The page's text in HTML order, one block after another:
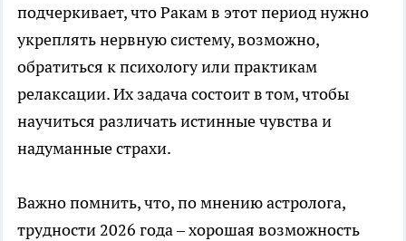
подчеркивает, что Ракам в этот период нужно
укреплять нервную систему, возможно,
обратиться к психологу или практикам
релаксации. Их задача состоит в том, чтобы
научиться различать истинные чувства и
надуманные страхи.
Важно помнить, что, по мнению астролога,
трудности 2026 года – хорошая возможность